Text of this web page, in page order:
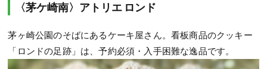
〈茅ケ崎南〉アトリエ ロンド
茅ヶ崎公園のそばにあるケーキ屋さん。看板商品のクッキー
「ロンドの足跡」は、予約必須・入手困難な逸品です。